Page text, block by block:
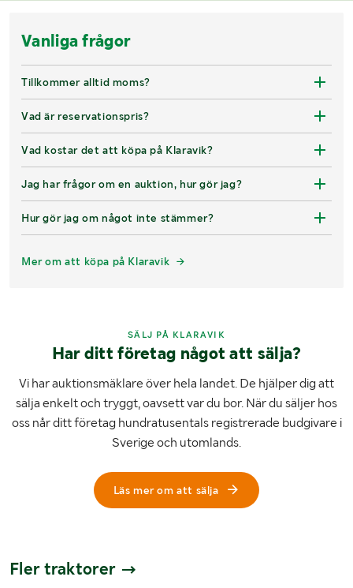
Vanliga frågor
Tillkommer alltid moms?
Vad är reservationspris?
Vad kostar det att köpa på Klaravik?
Jag har frågor om en auktion, hur gör jag?
Hur gör jag om något inte stämmer?
Mer om att köpa på Klaravik
SÄLJ PÅ KLARAVIK
Har ditt företag något att sälja?
Vi har auktionsmäklare över hela landet. De hjälper dig att
sälja enkelt och tryggt, oavsett var du bor. När du säljer hos
oss når ditt företag hundratusentals registrerade budgivare i
Sverige och utomlands.
Läs mer om att sälja
Fler traktorer